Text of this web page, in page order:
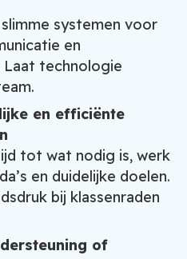
systemen voor
en
technologie
en efficiënte
tot wat nodig is, werk
en duidelijke doelen.
bij klassenraden
of